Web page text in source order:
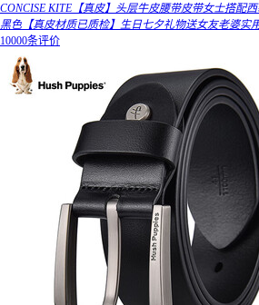
CONCISE KITE【真皮】头层牛皮腰带皮带女士搭配
黑色【真皮材质已质检】生日七夕礼物送女友老婆实
10000条评价